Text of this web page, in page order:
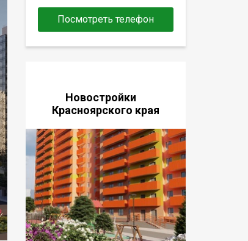
Посмотреть телефон
Новостройки
Красноярского края